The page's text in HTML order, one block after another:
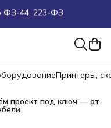
работы
или в чат
и под заказ
Принтеры,
проект под ключ — от